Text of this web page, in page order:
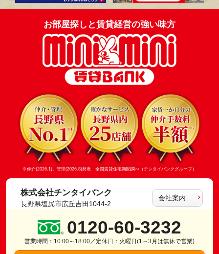
お部屋探しと賃貸経営の強い味方
※仲介(2026.1)、管理(2026.8)発表 全国賃貸住宅新聞調べ（チンタイバンクグループ）
株式会社チンタイバンク
長野県塩尻市広丘吉田1044-2
会社案内
0120-60-3232
営業時間：10:00～18:00／定休日：火曜日(1～3月は無休で営業)